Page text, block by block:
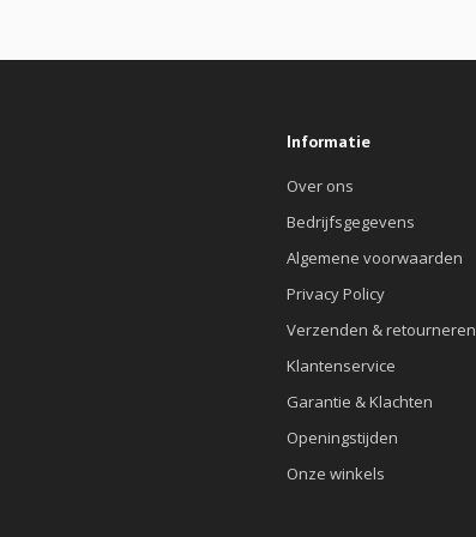
Informatie
Over ons
Bedrijfsgegevens
Algemene voorwaarden
Privacy Policy
Verzenden & retourneren
Klantenservice
Garantie & Klachten
Openingstijden
Onze winkels